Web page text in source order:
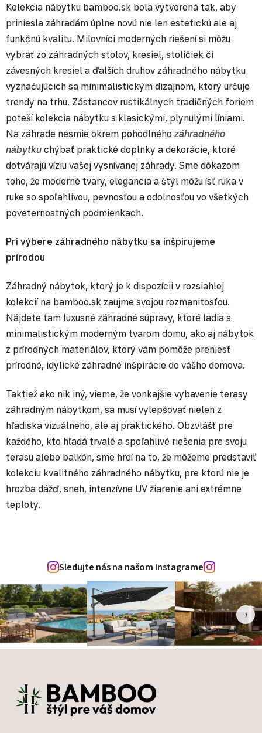
Kolekcia nábytku bamboo.sk bola vytvorená tak, aby
priniesla záhradám úplne novú nie len estetickú ale aj
funkčnú kvalitu. Milovníci moderných riešení si môžu
vybrať zo záhradných stolov, kresiel, stoličiek či
závesných kresiel a ďalších druhov záhradného nábytku
vyznačujúcich sa minimalistickým dizajnom, ktorý určuje
trendy na trhu. Zástancov rustikálnych tradičných foriem
poteší kolekcia nábytku s klasickými, plynulými líniami.
Na záhrade nesmie okrem pohodlného záhradného
nábytku chýbať praktické doplnky a dekorácie, ktoré
dotvárajú víziu vašej vysnívanej záhrady. Sme dôkazom
toho, že moderné tvary, elegancia a štýl môžu ísť ruka v
ruke so spoľahlivou, pevnosťou a odolnosťou vo všetkých
poveternostných podmienkach.
Pri výbere záhradného nábytku sa inšpirujeme
prírodou
Záhradný nábytok, ktorý je k dispozícii v rozsiahlej
kolekcií na bamboo.sk zaujme svojou rozmanitosťou.
Nájdete tam luxusné záhradné súpravy, ktoré ladia s
minimalistickým moderným tvarom domu, ako aj nábytok
z prírodných materiálov, ktorý vám pomôže preniesť
prírodné, idylické záhradné inšpirácie do vášho domova.
Taktiež ako nik iný, vieme, že vonkajšie vybavenie terasy
záhradným nábytkom, sa musí vylepšovať nielen z
hľadiska vizuálneho, ale aj praktického. Obzvlášť pre
každého, kto hľadá trvalé a spoľahlivé riešenia pre svoju
terasu alebo balkón, sme hrdí na to, že môžeme predstaviť
kolekciu kvalitného záhradného nábytku, pre ktorú nie je
hrozba dážď, sneh, intenzívne UV žiarenie ani extrémne
teploty.
Sledujte nás na našom Instagrame
‹ ›